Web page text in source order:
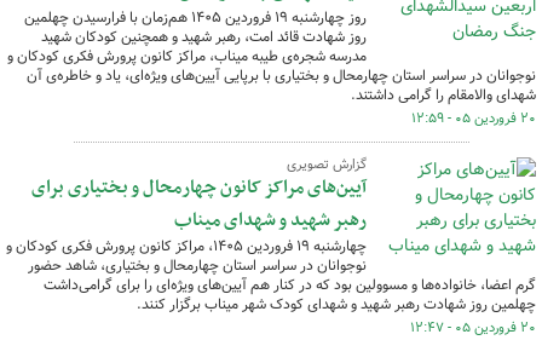
روز چهارشنبه ۱۹ فروردین ۱۴۰۵ هم‌زمان با فرارسیدن چهلمین
روز شهادت قائد امت، رهبر شهید و همچنین کودکان شهید
مدرسه شجره‌ی طیبه میناب، مراکز کانون پرورش فکری کودکان و
نوجوانان در سراسر استان چهارمحال و بختیاری با برپایی آیین‌های ویژه‌ای، یاد و خاطره‌ی آن
شهدای والامقام را گرامی‌ داشتند.
۲۰ فروردین ۰۵ - ۱۲:۵۹
گزارش تصویری
آیین‌های مراکز کانون چهارمحال و بختیاری برای
رهبر شهید و شهدای میناب
چهارشنبه ۱۹ فروردین ۱۴۰۵، مراکز کانون پرورش فکری کودکان و
نوجوانان در سراسر استان چهارمحال و بختیاری، شاهد حضور
گرم اعضا، خانواده‌ها و مسوولین بود که در کنار هم آیین‌های ویژه‌ای را برای گرامی‌داشت
چهلمین روز شهادت رهبر شهید و شهدای کودک شهر میناب برگزار کنند.
۲۰ فروردین ۰۵ - ۱۲:۴۷